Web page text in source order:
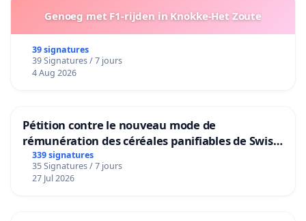
Genoeg met F1-rijden in Knokke-Het Zoute
39 signatures
39 Signatures / 7 jours
4 Aug 2026
Pétition contre le nouveau mode de
rémunération des céréales panifiables de Swiss
granum basé sur la teneur en protéines
339 signatures
35 Signatures / 7 jours
27 Jul 2026